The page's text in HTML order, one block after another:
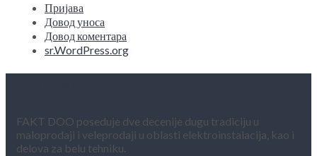
Пријава
Довод уноса
Довод коментара
sr.WordPress.org
FAKT DOO poseduje dve decenije dugu tradiciju u
maloprodaji i veleprodaji u oblasti elektroinstalacija, kao i
delova za belu tehniku.